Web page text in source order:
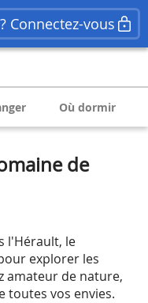
Connectez-vous
Où dormir
de
l'Hérault, le
explorer les
amateur de nature,
toutes vos envies.